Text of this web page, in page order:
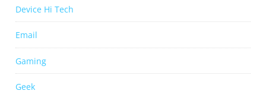
Device Hi Tech
Email
Gaming
Geek